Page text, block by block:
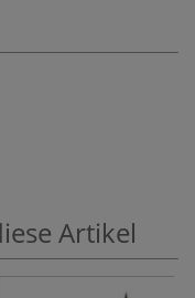
Artikel